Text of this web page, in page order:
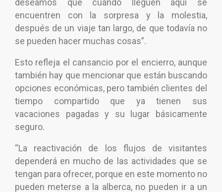
deseamos que cuando lleguen aquí se
encuentren con la sorpresa y la molestia,
después de un viaje tan largo, de que todavía no
se pueden hacer muchas cosas”.
Esto refleja el cansancio por el encierro, aunque
también hay que mencionar que están buscando
opciones económicas, pero también clientes del
tiempo compartido que ya tienen sus
vacaciones pagadas y su lugar básicamente
seguro.
“La reactivación de los flujos de visitantes
dependerá en mucho de las actividades que se
tengan para ofrecer, porque en este momento no
pueden meterse a la alberca, no pueden ir a un